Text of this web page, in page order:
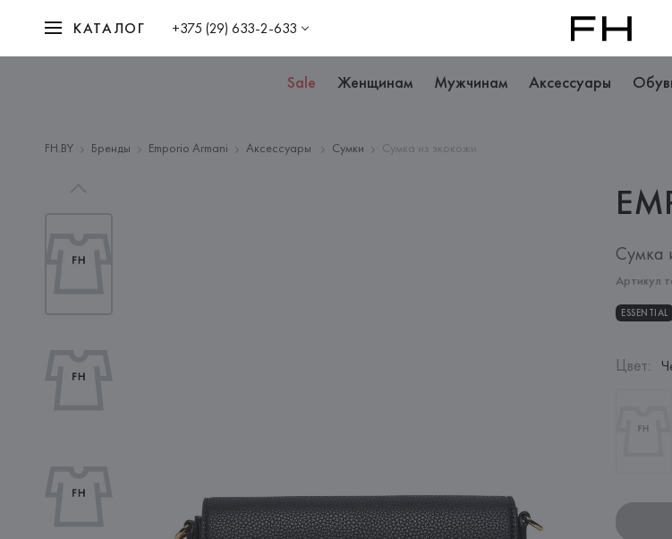
КАТАЛОГ +375 (29) 633-2-633
Sale Женщинам Мужчинам Аксессуары
FH.BY Бренды Emporio Armani Аксессуары Сумки Сумка из экокожи
Сумка
Артикул
ESSENTIAL
Цвет: